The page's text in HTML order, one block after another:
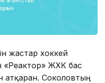
жастар хоккей
«Реактор» ЖХК бас
Соколовтың